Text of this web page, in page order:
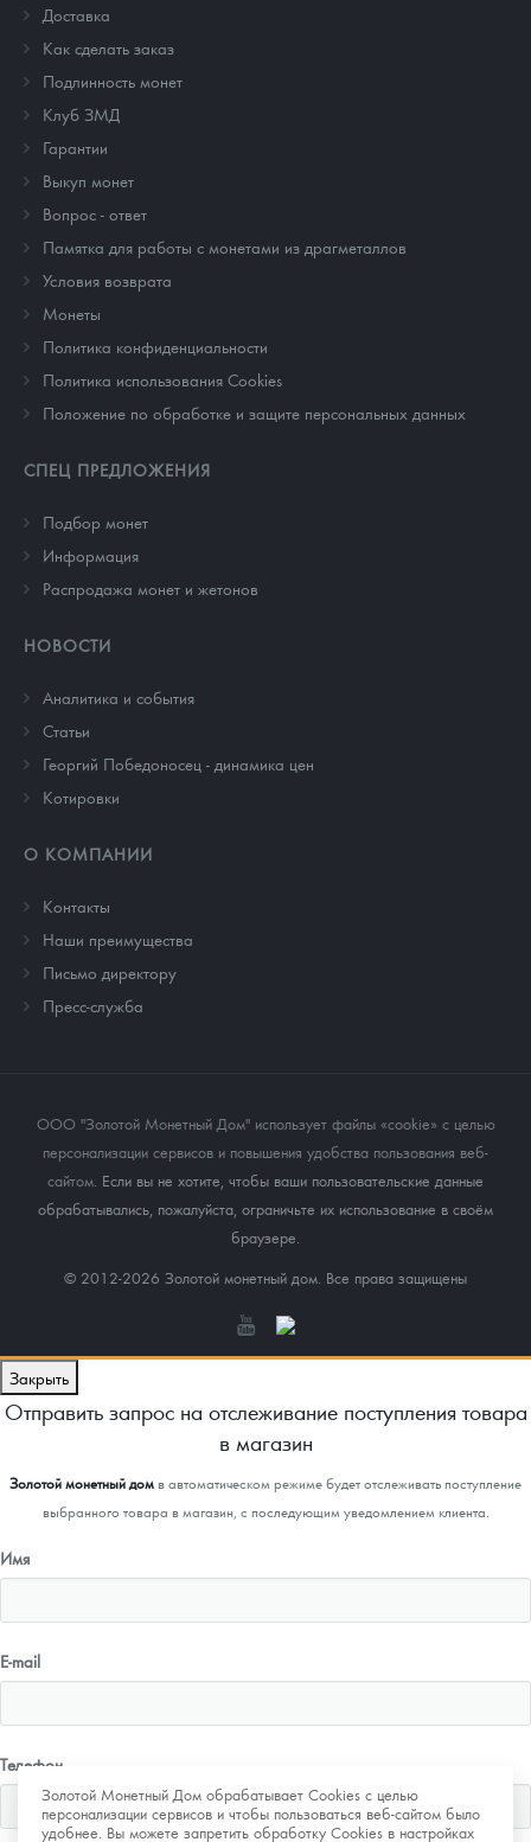
Доставка
Как сделать заказ
Подлинность монет
Клуб ЗМД
Гарантии
Выкуп монет
Вопрос - ответ
Памятка для работы с монетами из драгметаллов
Условия возврата
Монеты
Политика конфиденциальности
Политика использования Cookies
Положение по обработке и защите персональных данных
СПЕЦ ПРЕДЛОЖЕНИЯ
Подбор монет
Информация
Распродажа монет и жетонов
НОВОСТИ
Аналитика и события
Cтатьи
Георгий Победоносец - динамика цен
Котировки
О КОМПАНИИ
Контакты
Наши преимущества
Письмо директору
Пресс-служба
ООО "Золотой Монетный Дом" использует файлы «cookie» с целью
персонализации сервисов и повышения удобства пользования веб-
сайтом. Если вы не хотите, чтобы ваши пользовательские данные
обрабатывались, пожалуйста, ограничьте их использование в своём
браузере.
© 2012-2026 Золотой монетный дом. Все права защищены
Золотой Монетный Дом обрабатывает Cookies с целью
персонализации сервисов и чтобы пользоваться веб-сайтом было
удобнее. Вы можете запретить обработку Cookies в настройках
Закрыть
Отправить запрос на отслеживание поступления товара
в магазин
Золотой монетный домв автоматическом режиме будет отслеживать поступление
выбранного товара в магазин, с последующим уведомлением клиента.
Имя
E-mail
Телефон